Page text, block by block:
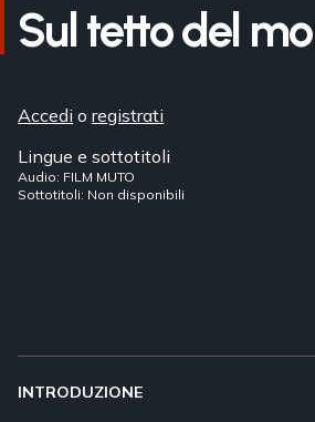
Sul tetto del
Accedi oregistrati
Lingue e sottotitoli
Audio: FILM MUTO
Sottotitoli: Non disponibili
INTRODUZIONE